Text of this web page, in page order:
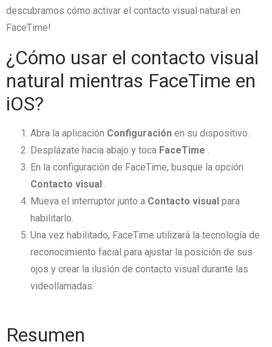
descubramos cómo activar el contacto visual natural en
FaceTime!
¿Cómo usar el contacto visual
natural mientras FaceTime en
iOS?
Abra la aplicación Configuración en su dispositivo.
Desplázate hacia abajo y toca FaceTime .
En la configuración de FaceTime, busque la opción
Contacto visual .
Mueva el interruptor junto a Contacto visual para
habilitarlo.
Una vez habilitado, FaceTime utilizará la tecnología de
reconocimiento facial para ajustar la posición de sus
ojos y crear la ilusión de contacto visual durante las
videollamadas.
Resumen